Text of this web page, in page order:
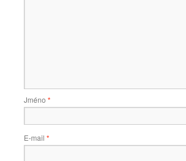
Jméno *
E-mail *